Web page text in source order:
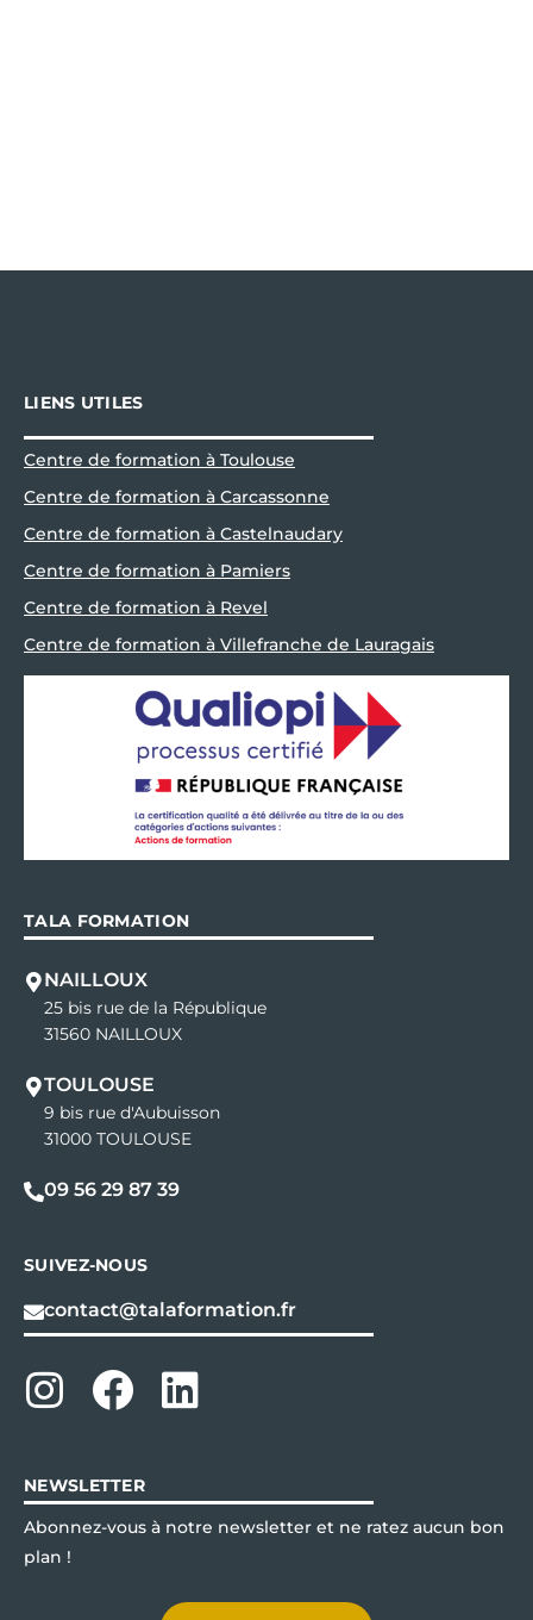
LIENS UTILES
Centre de formation à Toulouse
Centre de formation à Carcassonne
Centre de formation à Castelnaudary
Centre de formation à Pamiers
Centre de formation à Revel
Centre de formation à Villefranche de Lauragais
TALA FORMATION
NAILLOUX
25 bis rue de la République
31560 NAILLOUX
TOULOUSE
9 bis rue d'Aubuisson
31000 TOULOUSE
09 56 29 87 39
SUIVEZ-NOUS
contact@talaformation.fr
NEWSLETTER
Abonnez-vous à notre newsletter et ne ratez aucun bon
plan !